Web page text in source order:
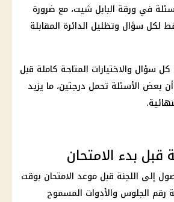
في ورقة البابل شيت، مع ضرورة
لكل سؤال وتظليل الدائرة المقابلة
سؤال والاختيارات المتاحة كاملة قبل
بعض الأسئلة تحمل درجتين، ما يزيد
بدء الامتحان
إلى اللجنة قبل موعد الامتحان بوقت
رقم الجلوس والأدوات المسموح